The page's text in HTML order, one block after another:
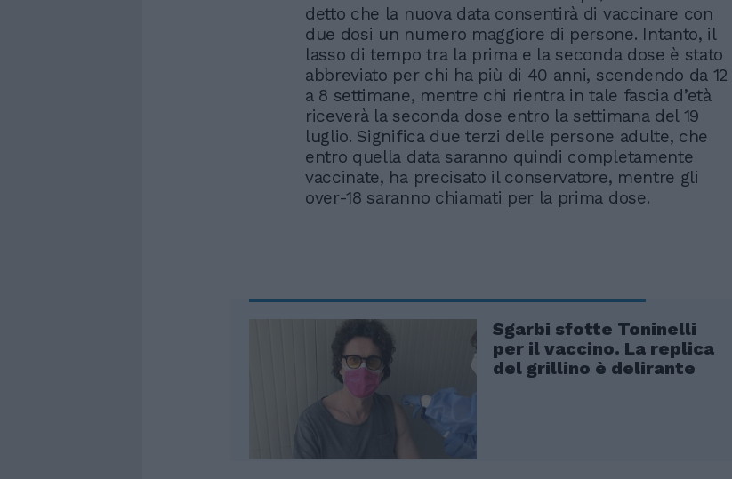
detto che la nuova data consentirà di vaccinare con
due dosi un numero maggiore di persone. Intanto, il
lasso di tempo tra la prima e la seconda dose è stato
abbreviato per chi ha più di 40 anni, scendendo da 12
a 8 settimane, mentre chi rientra in tale fascia d’età
riceverà la seconda dose entro la settimana del 19
luglio. Significa due terzi delle persone adulte, che
entro quella data saranno quindi completamente
vaccinate, ha precisato il conservatore, mentre gli
over-18 saranno chiamati per la prima dose.
Sgarbi sfotte Toninelli
per il vaccino. La replica
del grillino è delirante